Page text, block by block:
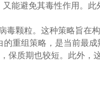
能避免其毒性作用。
毒颗粒。这种策略旨在
重组策略，是当前最
保质期也较短。此外，